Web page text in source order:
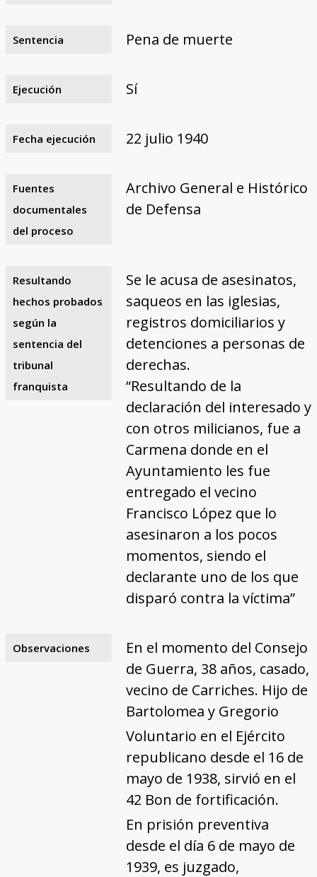
Sentencia Pena de muerte
Ejecución Sí
Fecha ejecución 22 julio 1940
Fuentes
documentales
del proceso
Archivo General e Histórico
de Defensa
Resultando
hechos probados
según la
sentencia del
tribunal
franquista
Se le acusa de asesinatos,
saqueos en las iglesias,
registros domiciliarios y
detenciones a personas de
derechas.
“Resultando de la
declaración del interesado y
con otros milicianos, fue a
Carmena donde en el
Ayuntamiento les fue
entregado el vecino
Francisco López que lo
asesinaron a los pocos
momentos, siendo el
declarante uno de los que
disparó contra la víctima”
Observaciones
En el momento del Consejo
de Guerra, 38 años, casado,
vecino de Carriches. Hijo de
Bartolomea y Gregorio
Voluntario en el Ejército
republicano desde el 16 de
mayo de 1938, sirvió en el
42 Bon de fortificación.
En prisión preventiva
desde el día 6 de mayo de
1939, es juzgado,